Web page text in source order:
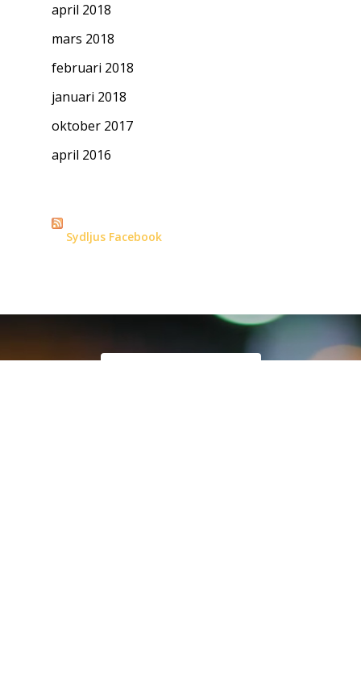
april 2018
mars 2018
februari 2018
januari 2018
oktober 2017
april 2016
Sydljus Facebook